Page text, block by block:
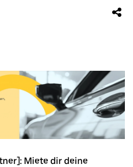
Miete dir deine